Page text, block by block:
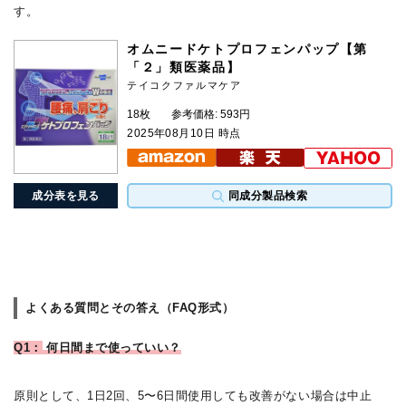
す。
成分表を見る 同成分製品検索
オムニードケトプロフェンパップ【第
「２」類医薬品】
テイコクファルマケア
18枚
参考価格: 593円
2025年08月10日 時点
よくある質問とその答え（FAQ形式）
Q1： 何日間まで使っていい？
原則として、1日2回、5〜6日間使用しても改善がない場合は中止